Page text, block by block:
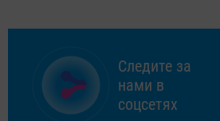
Следите за
нами в
соцсетях